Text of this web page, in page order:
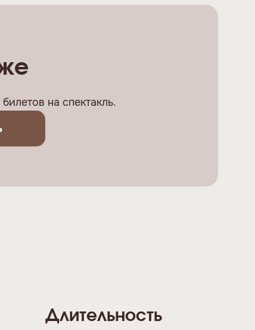
на спектакль.
Длительность